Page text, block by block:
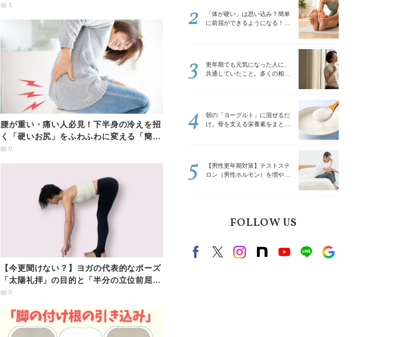
できる楽ヨガポーズ
1
腰が重い・痛い人必見！下半身の冷えを招
く「硬いお尻」をふわふわに変える「簡単
お尻ほぐし」
0
【今更聞けない？】ヨガの代表的なポーズ
「太陽礼拝」の目的と「半分の立位前屈」
のポイント
0
「体が硬い」は思い込み？簡単
に前屈ができるようになる！腿
2
更年期でも元気になった人に、
共通していたこと。多くの相談
3
朝の「ヨーグルト」に混ぜるだ
け。骨を支える栄養素をまとめ
4
【男性更年期対策】テストステ
ロン（男性ホルモン）を増やす
5
FOLLOW US
FacebookX（旧twitter）
instagram
note Youtubeline